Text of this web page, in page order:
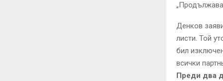
Денков
листи. Той
бил
всички
Преди два